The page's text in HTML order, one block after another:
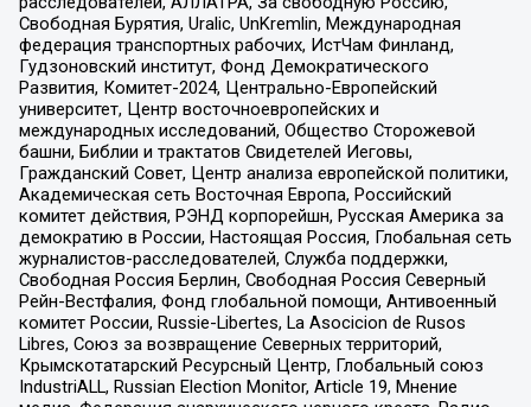
Свободная Бурятия, Uralic, UnKremlin, Международная
федерация транспортных рабочих, ИстЧам Финланд,
Гудзоновский институт, Фонд Демократического
Развития, Комитет-2024, Центрально-Европейский
университет, Центр восточноевропейских и
международных исследований, Общество Сторожевой
башни, Библии и трактатов Свидетелей Иеговы,
Гражданский Совет, Центр анализа европейской политики,
Академическая сеть Восточная Европа, Российский
комитет действия, РЭНД корпорейшн, Русская Америка за
демократию в России, Настоящая Россия, Глобальная сеть
журналистов-расследователей, Служба поддержки,
Свободная Россия Берлин, Свободная Россия Северный
Рейн-Вестфалия, Фонд глобальной помощи, Антивоенный
комитет России, Russie-Libertes, La Asocicion de Rusos
Libres, Союз за возвращение Северных территорий,
Крымскотатарский Ресурсный Центр, Глобальный союз
IndustriALL, Russian Election Monitor, Article 19, Мнение